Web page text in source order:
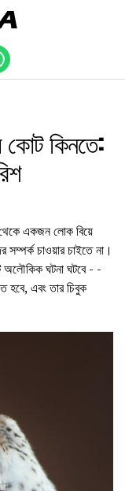
কিনতে:
থেকে একজন লোক বিয়ে
সম্পর্ক চাওয়ার চাইতে না।
অলৌকিক ঘটনা ঘটবে - -
এবং তার চিবুক